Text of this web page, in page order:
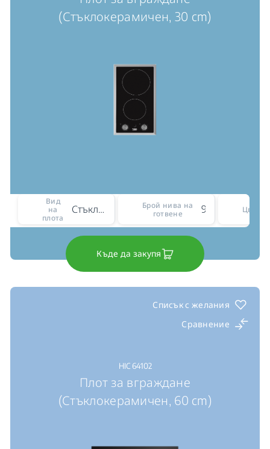
(Стъклокерамичен, 30 cm)
Вид
на
плота
Стъклокерамичен
Брой нива на
готвене
Цвят
Къде да закупя
Списък с желания
Сравнение
HIC 64102
Плот за вграждане
(Стъклокерамичен, 60 cm)